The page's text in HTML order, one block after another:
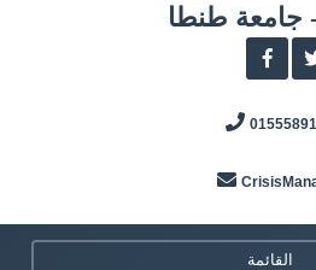
- جامعة طنطا
القائمة